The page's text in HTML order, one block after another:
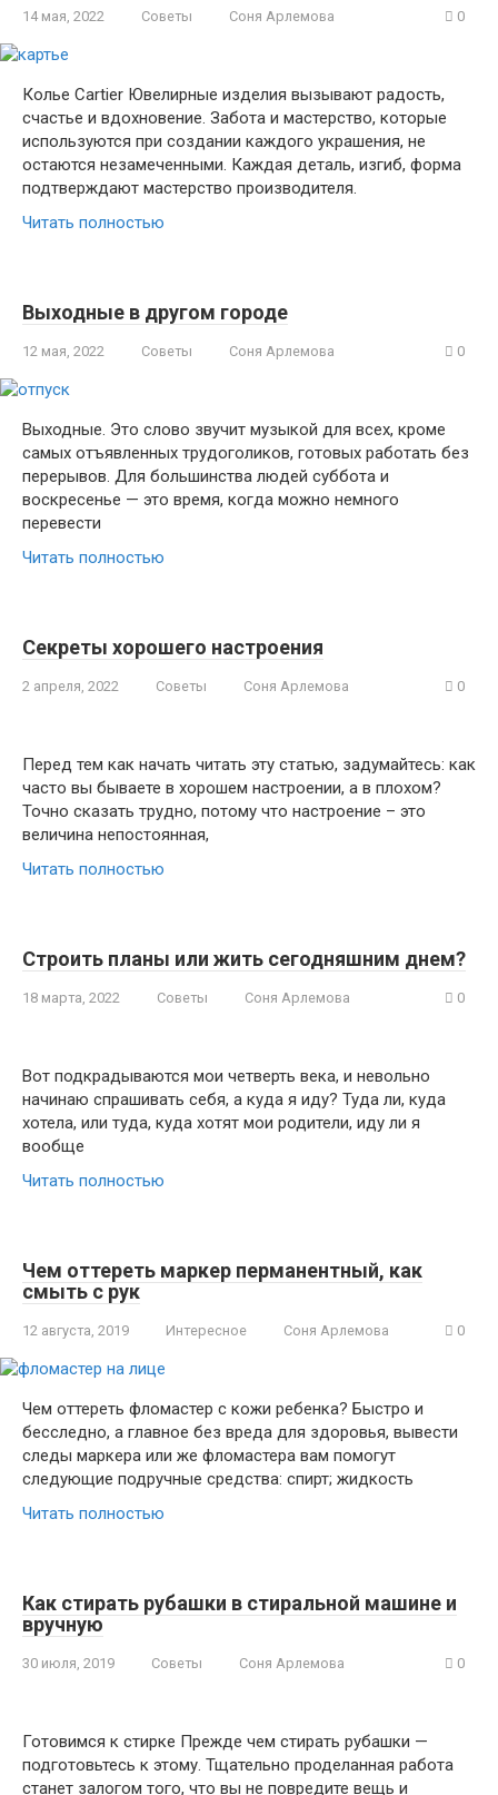
14 мая, 2022 Советы Соня Арлемова 0
Колье Cartier Ювелирные изделия вызывают радость,
счастье и вдохновение. Забота и мастерство, которые
используются при создании каждого украшения, не
остаются незамеченными. Каждая деталь, изгиб, форма
подтверждают мастерство производителя.
Читать полностью
Выходные в другом городе
12 мая, 2022 Советы Соня Арлемова 0
Выходные. Это слово звучит музыкой для всех, кроме
самых отъявленных трудоголиков, готовых работать без
перерывов. Для большинства людей суббота и
воскресенье — это время, когда можно немного
перевести
Читать полностью
Секреты хорошего настроения
2 апреля, 2022 Советы Соня Арлемова 0
Перед тем как начать читать эту статью, задумайтесь: как
часто вы бываете в хорошем настроении, а в плохом?
Точно сказать трудно, потому что настроение – это
величина непостоянная,
Читать полностью
Строить планы или жить сегодняшним днем?
18 марта, 2022 Советы Соня Арлемова 0
Вот подкрадываются мои четверть века, и невольно
начинаю спрашивать себя, а куда я иду? Туда ли, куда
хотела, или туда, куда хотят мои родители, иду ли я
вообще
Читать полностью
Чем оттереть маркер перманентный, как
смыть с рук
12 августа, 2019 Интересное Соня Арлемова 0
Чем оттереть фломастер с кожи ребенка? Быстро и
бесследно, а главное без вреда для здоровья, вывести
следы маркера или же фломастера вам помогут
следующие подручные средства: спирт; жидкость
Читать полностью
Как стирать рубашки в стиральной машине и
вручную
30 июля, 2019 Советы Соня Арлемова 0
Готовимся к стирке Прежде чем стирать рубашки —
подготовьтесь к этому. Тщательно проделанная работа
станет залогом того, что вы не повредите вещь и